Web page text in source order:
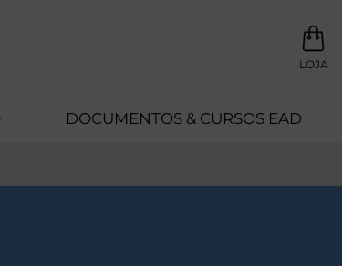
LOJA
DOCUMENTOS & CURSOS EAD